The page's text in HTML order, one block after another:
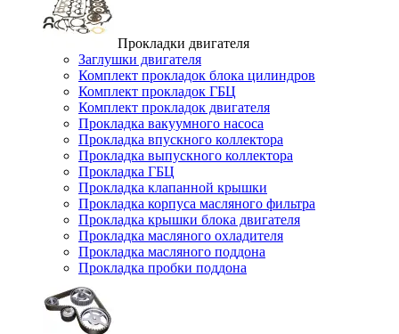
Прокладки двигателя
Заглушки двигателя
Комплект прокладок блока цилиндров
Комплект прокладок ГБЦ
Комплект прокладок двигателя
Прокладка вакуумного насоса
Прокладка впускного коллектора
Прокладка выпускного коллектора
Прокладка ГБЦ
Прокладка клапанной крышки
Прокладка корпуса масляного фильтра
Прокладка крышки блока двигателя
Прокладка масляного охладителя
Прокладка масляного поддона
Прокладка пробки поддона